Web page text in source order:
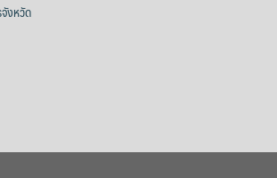
งหวัด